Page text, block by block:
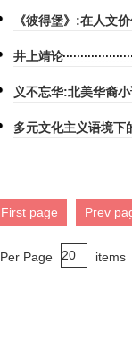
《彼得堡》:在人文
井上靖论
义不忘华:北美华裔
多元文化主义语境
First page Prev
Per Page items